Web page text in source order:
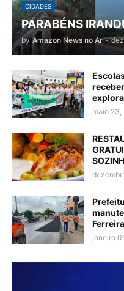
CIDADES
PARABÉNS
by Amazon News no Ar -
maio 23,
Ferreira
janeiro